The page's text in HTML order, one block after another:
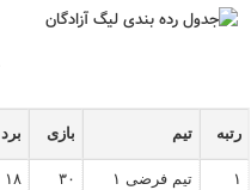
رتبه تیم بازی برد
۱ تیم فرضی ۱ ۳۰ ۱۸